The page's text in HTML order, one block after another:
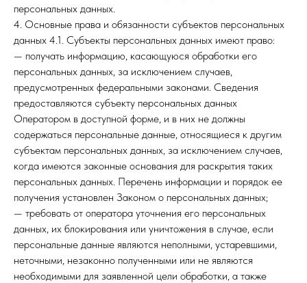
персональных данных.
4. Основные права и обязанности субъектов персональных
данных 4.1. Субъекты персональных данных имеют право:
— получать информацию, касающуюся обработки его
персональных данных, за исключением случаев,
предусмотренных федеральными законами. Сведения
предоставляются субъекту персональных данных
Оператором в доступной форме, и в них не должны
содержаться персональные данные, относящиеся к другим
субъектам персональных данных, за исключением случаев,
когда имеются законные основания для раскрытия таких
персональных данных. Перечень информации и порядок ее
получения установлен Законом о персональных данных;
— требовать от оператора уточнения его персональных
данных, их блокирования или уничтожения в случае, если
персональные данные являются неполными, устаревшими,
неточными, незаконно полученными или не являются
необходимыми для заявленной цели обработки, а также